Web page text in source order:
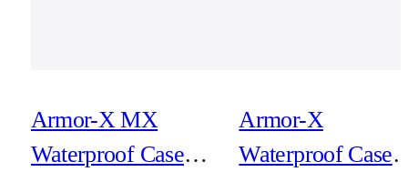
Armor-X MX
Waterproof Case
Armor-X
Waterproof Case